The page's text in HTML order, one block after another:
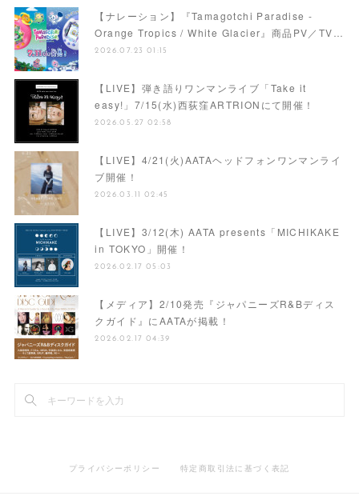
【ナレーション】『Tamagotchi Paradise -
Orange Tropics / White Glacier』商品PV／TV…
2026.07.23 01:15
【LIVE】弾き語りワンマンライブ「Take it
easy!」7/15(水)西荻窪ARTRIONにて開催！
2026.05.27 02:58
【LIVE】4/21(火)AATAヘッドフォンワンマンライ
ブ開催！
2026.03.11 02:45
【LIVE】3/12(木) AATA presents「MICHIKAKE
in TOKYO」開催！
2026.02.17 05:03
【メディア】2/10発売『ジャパニーズR&Bディス
クガイド』にAATAが掲載！
2026.02.17 04:39
プライバシーポリシー 特定商取引法に基づく表記